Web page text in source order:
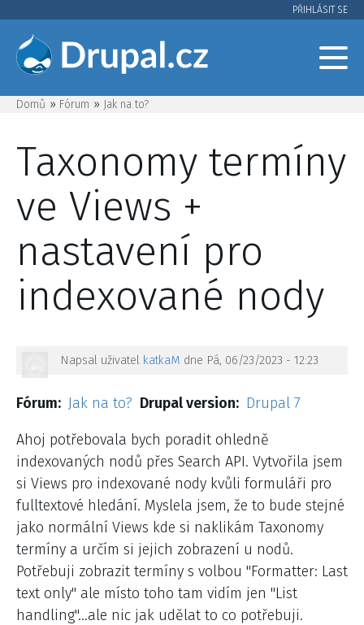
hlavnímu
obsahu
account
menu
PŘIHLÁSIT SE
navigace
Domů Fórum Jak na to?
Taxonomy termíny
ve Views +
nastavení pro
indexované nody
Napsal uživatel katkaM dne Pá, 06/23/2023 - 12:23
Fórum Jak na to? Drupal version Drupal 7
Ahoj potřebovala bych poradit ohledně
indexovaných nodů přes Search API. Vytvořila jsem
si Views pro indexované nody kvůli formuláři pro
fulltextové hledání. Myslela jsem, že to bude stejné
jako normální Views kde si naklikám Taxonomy
termíny a určím si jejich zobrazení u nodů.
Potřebuji zobrazit termíny s volbou "Formatter: Last
text only" ale místo toho tam vidím jen "List
handling"...ale nic jak udělat to co potřebuji.